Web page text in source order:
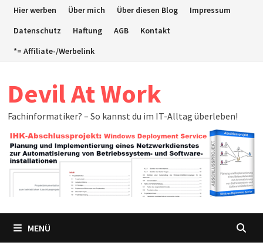
ZumHier werben Über mich Über diesen Blog
Impressum
Datenschutz
Haftung AGB
Kontakt
*= Affiliate-/Werbelink
Devil At Work
Fachinformatiker? – So kannst du im IT-Alltag überleben!
MENÜ